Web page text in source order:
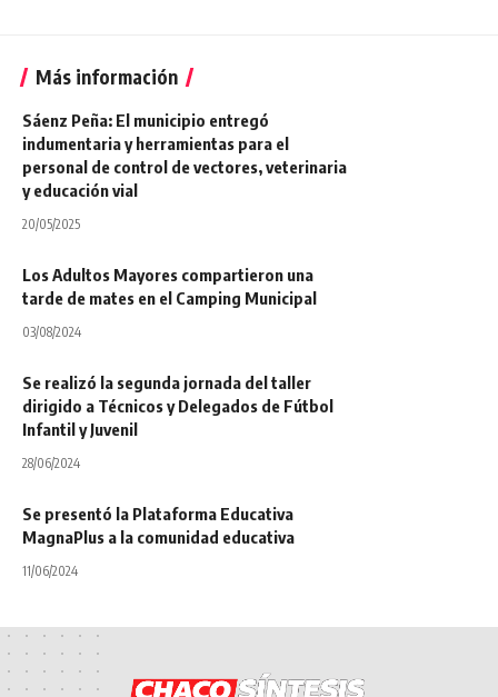
Más información
Sáenz Peña: El municipio entregó
indumentaria y herramientas para el
personal de control de vectores, veterinaria
y educación vial
20/05/2025
Los Adultos Mayores compartieron una
tarde de mates en el Camping Municipal
03/08/2024
Se realizó la segunda jornada del taller
dirigido a Técnicos y Delegados de Fútbol
Infantil y Juvenil
28/06/2024
Se presentó la Plataforma Educativa
MagnaPlus a la comunidad educativa
11/06/2024